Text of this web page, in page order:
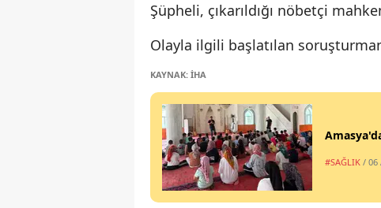
Şüpheli, çıkarıldığı nöbetçi
Olayla ilgili başlatılan
KAYNAK: İHA
#SAĞLIK / 06